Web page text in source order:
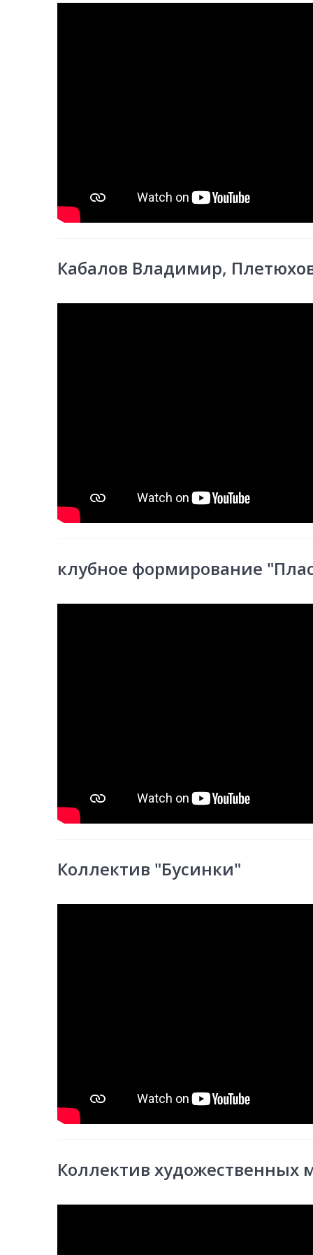
Кабалов Владимир,
клубное формирование
Коллектив "Бусинки"
Коллектив художественных